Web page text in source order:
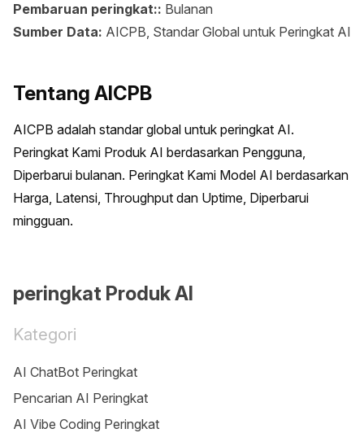
Pembaruan peringkat:: Bulanan
Sumber Data: AICPB, Standar Global untuk Peringkat AI
Tentang AICPB
AICPB adalah standar global untuk peringkat AI.
Peringkat Kami Produk AI berdasarkan Pengguna,
Diperbarui bulanan. Peringkat Kami Model AI berdasarkan
Harga, Latensi, Throughput dan Uptime, Diperbarui
mingguan.
peringkat Produk AI
Kategori
AI ChatBot Peringkat
Pencarian AI Peringkat
AI Vibe Coding Peringkat